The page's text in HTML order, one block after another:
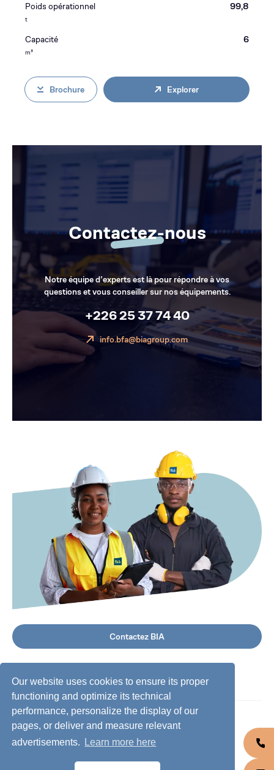
Our website uses cookies to ensure its proper
functioning and optimize its technical
performance, personalize the display of our
pages, or deliver and measure relevant
advertisements.
Learn more here
Poids opérationnel
t
99,8
Capacité
m³
6
Brochure Explorer
Contactez-nous
Notre équipe d’experts est là pour répondre à vos
questions et vous conseiller sur nos équipements.
+226 25 37 74 40
info.bfa@biagroup.com
Contactez BIA
©2026 BIA Group, Tous droits réservés.
Protection des données personnelles